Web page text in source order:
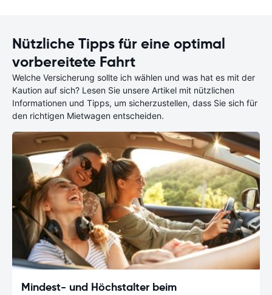
Nützliche Tipps für eine optimal
vorbereitete Fahrt
Welche Versicherung sollte ich wählen und was hat es mit der
Kaution auf sich? Lesen Sie unsere Artikel mit nützlichen
Informationen und Tipps, um sicherzustellen, dass Sie sich für
den richtigen Mietwagen entscheiden.
Mindest- und Höchstalter beim